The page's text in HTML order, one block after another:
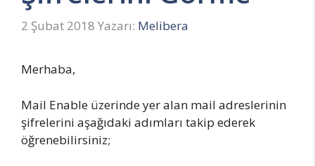
2 Şubat 2018 Yazarı: Melibera
Merhaba,
Mail Enable üzerinde yer alan mail adreslerinin
şifrelerini aşağıdaki adımları takip ederek
öğrenebilirsiniz;